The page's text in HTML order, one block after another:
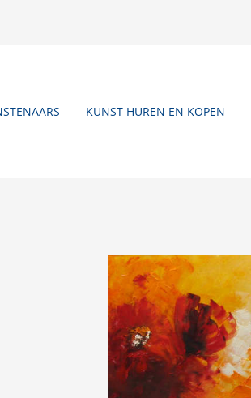
KUNST HUREN EN KOPEN